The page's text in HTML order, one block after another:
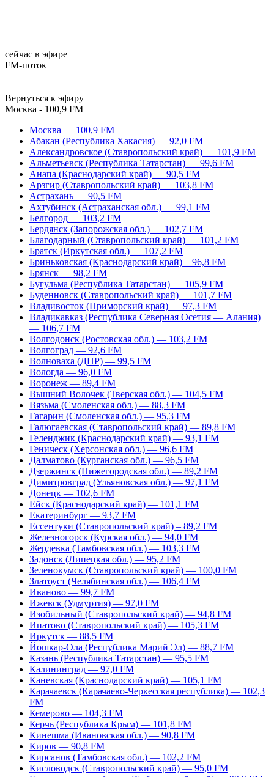
сейчас в эфире
FM-поток
Вернуться к эфиру
Москва - 100,9 FM
Москва — 100,9 FM
Абакан (Республика Хакасия) — 92,0 FM
Александровское (Ставропольский край) — 101,9 FM
Альметьевск (Республика Татарстан) — 99,6 FM
Анапа (Краснодарский край) — 90,5 FM
Арзгир (Ставропольский край) — 103,8 FM
Астрахань — 90,5 FM
Ахтубинск (Астраханская обл.) — 99,1 FM
Белгород — 103,2 FM
Бердянск (Запорожская обл.) — 102,7 FM
Благодарный (Ставропольский край) — 101,2 FM
Братск (Иркутская обл.) — 107,2 FM
Бриньковская (Краснодарский край) – 96,8 FM
Брянск — 98,2 FM
Бугульма (Республика Татарстан) — 105,9 FM
Буденновск (Ставропольский край) — 101,7 FM
Владивосток (Приморский край) — 97,3 FM
Владикавказ (Республика Северная Осетия — Алания)
— 106,7 FM
Волгодонск (Ростовская обл.) — 103,2 FM
Волгоград — 92,6 FM
Волноваха (ДНР) — 99,5 FM
Вологда — 96,0 FM
Воронеж — 89,4 FM
Вышний Волочек (Тверская обл.) — 104,5 FM
Вязьма (Смоленская обл.) — 88,3 FM
Гагарин (Смоленская обл.) — 95,3 FM
Галюгаевская (Ставропольский край) — 89,8 FM
Геленджик (Краснодарский край) — 93,1 FM
Геническ (Херсонская обл.) — 96,6 FM
Далматово (Курганская обл.) — 96,5 FM
Дзержинск (Нижегородская обл.) — 89,2 FM
Димитровград (Ульяновская обл.) — 97,1 FM
Донецк — 102,6 FM
Ейск (Краснодарский край) — 101,1 FM
Екатеринбург — 93,7 FM
Ессентуки (Ставропольский край) – 89,2 FM
Железногорск (Курская обл.) — 94,0 FM
Жердевка (Тамбовская обл.) — 103,3 FM
Задонск (Липецкая обл.) — 95,2 FM
Зеленокумск (Ставропольский край) — 100,0 FM
Златоуст (Челябинская обл.) — 106,4 FM
Иваново — 99,7 FM
Ижевск (Удмуртия) — 97,0 FM
Изобильный (Ставропольский край) — 94,8 FM
Ипатово (Ставропольский край) — 105,3 FM
Иркутск — 88,5 FM
Йошкар-Ола (Республика Марий Эл) — 88,7 FM
Казань (Республика Татарстан) — 95,5 FM
Калининград — 97,0 FM
Каневская (Краснодарский край) — 105,1 FM
Карачаевск (Карачаево-Черкесская республика) — 102,3
FM
Кемерово — 104,3 FM
Керчь (Республика Крым) — 101,8 FM
Кинешма (Ивановская обл.) — 90,8 FM
Киров — 90,8 FM
Кирсанов (Тамбовская обл.) — 102,2 FM
Кисловодск (Ставропольский край) — 95,0 FM